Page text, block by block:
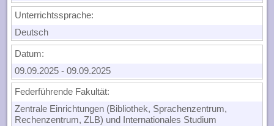
Unterrichtssprache:
Deutsch
Datum:
09.09.2025 - 09.09.2025
Federführende Fakultät:
Zentrale Einrichtungen (Bibliothek, Sprachenzentrum,
Rechenzentrum, ZLB) und Internationales Studium